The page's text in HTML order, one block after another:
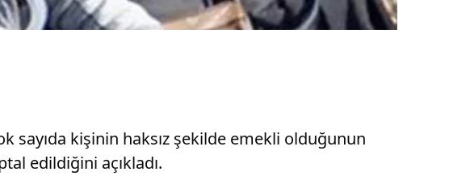
sayıda kişinin haksız şekilde emekli olduğunun
edildiğini açıkladı.